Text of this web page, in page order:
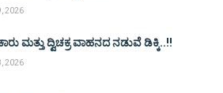
2026
ಮತ್ತು ದ್ವಿಚಕ್ರ ವಾಹನದ ನಡುವೆ ಡಿಕ್ಕಿ..!!
2026